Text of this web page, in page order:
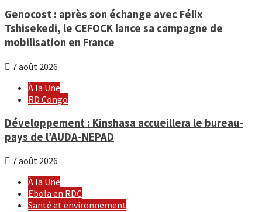
Genocost : après son échange avec Félix
Tshisekedi, le CEFOCK lance sa campagne de
mobilisation en France
7 août 2026
À la Une
RD Congo
Développement : Kinshasa accueillera le bureau-
pays de l’AUDA-NEPAD
7 août 2026
À la Une
Ebola en RDC
Santé et environnement